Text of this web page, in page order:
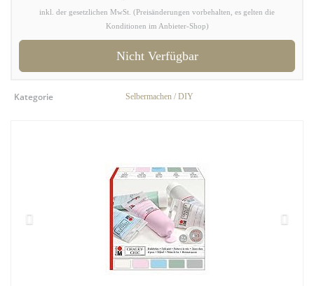
inkl. der gesetzlichen MwSt. (Preisänderungen vorbehalten, es gelten die
Konditionen im Anbieter-Shop)
Nicht Verfügbar
Kategorie Selbermachen / DIY